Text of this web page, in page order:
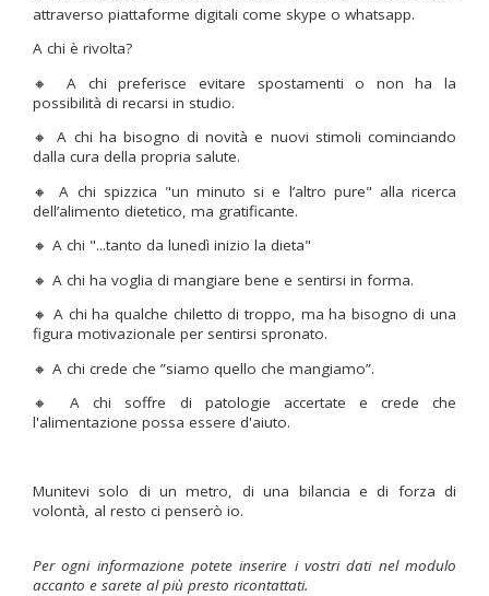
attraverso piattaforme digitali come skype o whatsapp.
A chi è rivolta?
🔸 A chi preferisce evitare spostamenti o non ha la
possibilità di recarsi in studio.
🔸 A chi ha bisogno di novità e nuovi stimoli cominciando
dalla cura della propria salute.
🔸 A chi spizzica "un minuto si e l’altro pure" alla ricerca
dell’alimento dietetico, ma gratificante.
🔸 A chi "...tanto da lunedì inizio la dieta"
🔸 A chi ha voglia di mangiare bene e sentirsi in forma.
🔸 A chi ha qualche chiletto di troppo, ma ha bisogno di una
figura motivazionale per sentirsi spronato.
🔸 A chi crede che ”siamo quello che mangiamo”.
🔸 A chi soffre di patologie accertate e crede che
l'alimentazione possa essere d'aiuto.
Munitevi solo di un metro, di una bilancia e di forza di
volontà, al resto ci penserò io.
Per ogni informazione potete inserire i vostri dati nel modulo
accanto e sarete al più presto ricontattati.